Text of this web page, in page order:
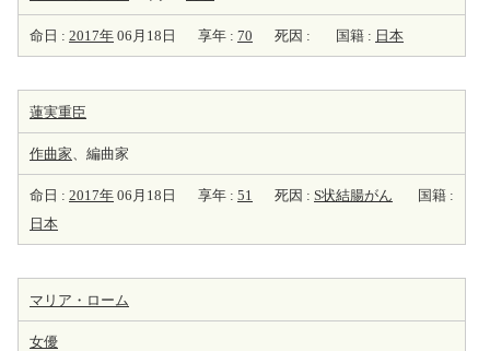
命日 : 2017年 06月18日 享年 : 70 死因 : 国籍 : 日本
蓮実重臣
作曲家、編曲家
命日 : 2017年 06月18日 享年 : 51 死因 : S状結腸がん
国籍 :
日本
マリア・ローム
女優